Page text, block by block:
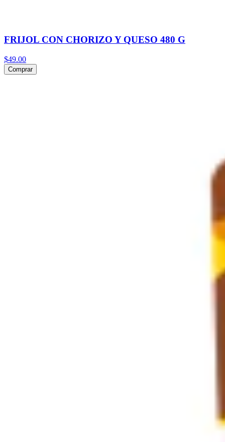
FRIJOL CON CHORIZO Y QUESO 480 G
$49.00
Comprar